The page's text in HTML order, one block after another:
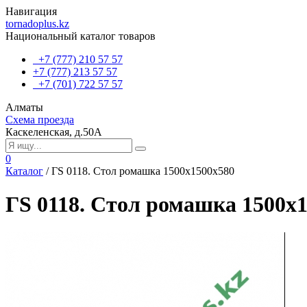
Навигация
tornadoplus.kz
Национальный каталог товаров
+7 (777) 210 57 57
+7 (777) 213 57 57
+7 (701) 722 57 57
Алматы
Схема проезда
Каскеленская, д.50А
0
Каталог /ГS 0118. Стол ромашка 1500x1500x580
ГS 0118. Стол ромашка